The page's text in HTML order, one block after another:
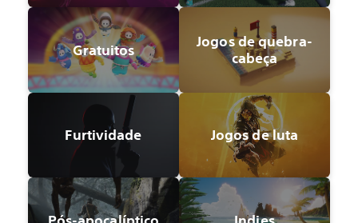
Gratuitos
Jogos de quebra-
cabeça
Furtividade Jogos de luta